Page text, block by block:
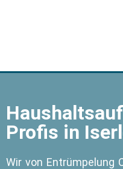
Profis in
Wir von Entrümpelung